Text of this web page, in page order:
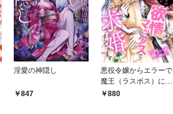
淫愛の神隠し
847
悪役令嬢からエラーで
魔王（ラスボス）にジ
ョブチェンジしたら、
880